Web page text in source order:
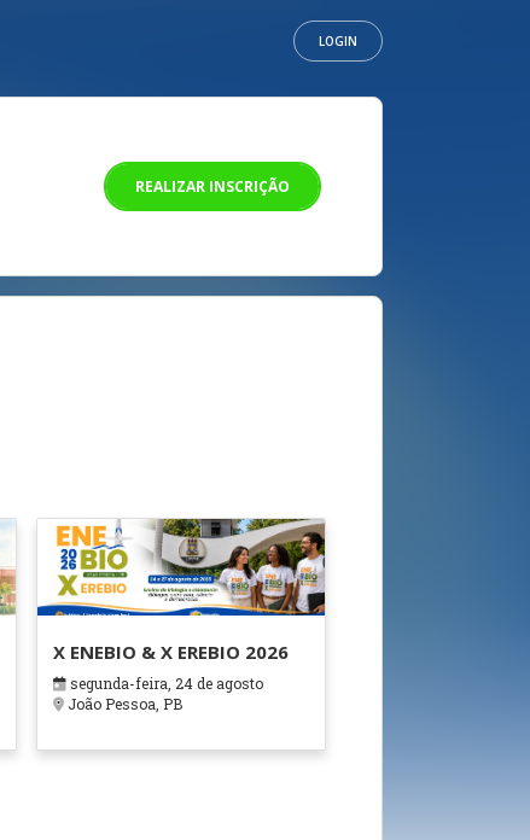
LOGIN
REALIZAR INSCRIÇÃO
X ENEBIO & X EREBIO 2026
segunda-feira, 24 de agosto
João Pessoa, PB